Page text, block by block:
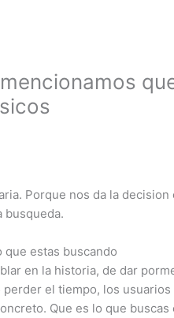
Porque nos da la
busqueda.
que estas buscando
en la historia, de dar
perder el tiempo, los
Que es lo que